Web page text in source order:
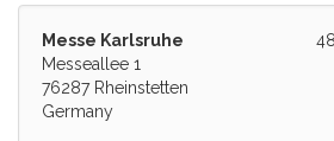
Messe Karlsruhe
Messeallee 1
76287 Rheinstetten
Germany